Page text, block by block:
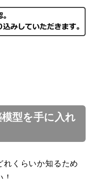
模型を手に入れ
れくらいか知るため